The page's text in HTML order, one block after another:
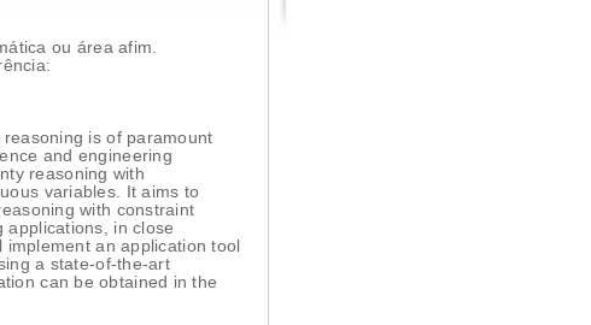
ou área afim.
is of paramount
and engineering
reasoning with
variables. It aims to
with constraint
applications, in close
an application tool
a state-of-the-art
can be obtained in the